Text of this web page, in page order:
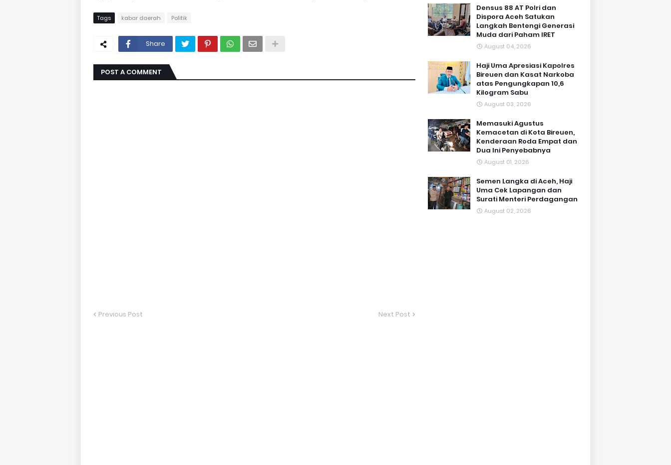
Tags kabar daerah Politik
Share
POST A COMMENT
Previous Post Next Post
Densus 88 AT Polri dan
Dispora Aceh Satukan
Langkah Bentengi Generasi
Muda dari Paham IRET
August 04, 2026
Haji Uma Apresiasi Kapolres
Bireuen dan Kasat Narkoba
atas Pengungkapan 10,6
Kilogram Sabu
August 03, 2026
Memasuki Agustus
Kemacetan di Kota Bireuen,
Kenderaan Roda Empat dan
Dua Ini Penyebabnya
August 01, 2026
Semen Langka di Aceh, Haji
Uma Cek Lapangan dan
Surati Menteri Perdagangan
August 02, 2026